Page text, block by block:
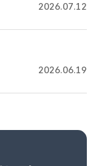
2026.07.12
2026.06.19